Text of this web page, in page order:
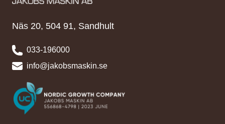
Näs 20, 504 91, Sandhult
033-196000
info@jakobsmaskin.se